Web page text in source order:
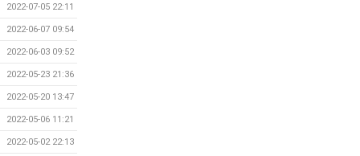
2022-07-05 22:11
2022-06-07 09:54
2022-06-03 09:52
2022-05-23 21:36
2022-05-20 13:47
2022-05-06 11:21
2022-05-02 22:13